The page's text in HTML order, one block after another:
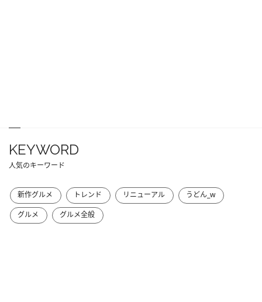
KEYWORD
人気のキーワード
新作グルメ トレンド リニューアル
うどん_w
グルメ
グルメ全般